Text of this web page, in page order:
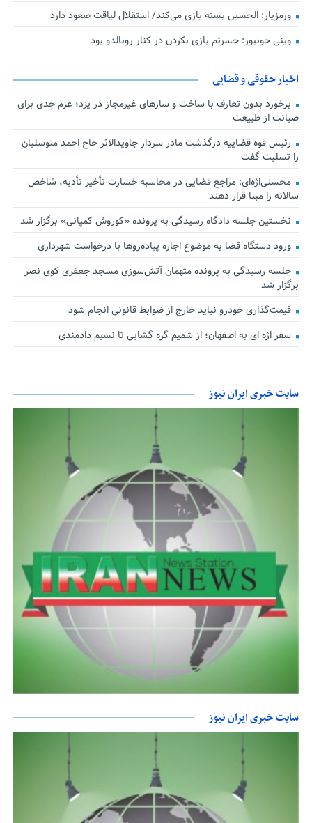
ورمزیار: الحسین بسته بازی می‌کند/ استقلال لیاقت صعود دارد
وینی جونیور: حسرتم بازی نکردن در کنار رونالدو بود
اخبار حقوقی و قضایی
برخورد بدون تعارف با ساخت‌ و سازهای غیرمجاز در یزد؛ عزم جدی برای
صیانت از طبیعت
رئیس قوه قضاییه درگذشت مادر سردار جاویدالاثر حاج احمد متوسلیان
را تسلیت گفت
محسنی‌اژه‌ای: مراجع قضایی در محاسبه خسارت تأخیر تأدیه، شاخص
سالانه را مبنا قرار دهند
نخستین جلسه دادگاه رسیدگی به پرونده «کوروش کمپانی» برگزار شد
ورود دستگاه قضا به موضوع اجاره پیاده‌روها با درخواست شهرداری
جلسه رسیدگی به پرونده متهمان آتش‌سوزی مسجد جعفری کوی نصر
برگزار شد
قیمت‌گذاری خودرو نباید خارج از ضوابط قانونی انجام شود
سفر اژه ای به اصفهان؛ از شمیم گره گشایی تا نسیم دادمندی
سایت خبری ایران نیوز
سایت خبری ایران نیوز